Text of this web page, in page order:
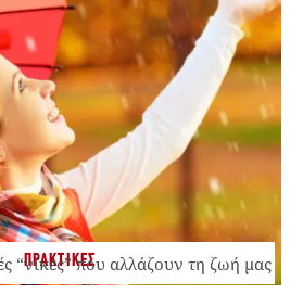
ΠΡΑΚΤΙΚΕΣ
“νίκες” που αλλάζουν τη ζωή μας